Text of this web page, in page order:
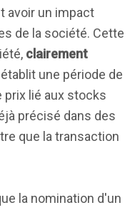
avoir un impact
de la société. Cette
clairement
une période de
lié aux stocks
précisé dans des
que la transaction
la nomination d'un